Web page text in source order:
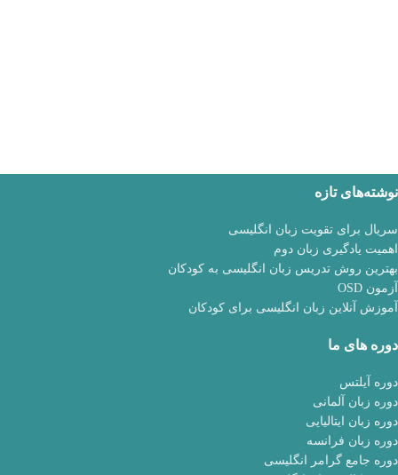
نوشته‌های تازه
سریال برای تقویت زبان انگلیسی
اهمیت یادگیری زبان دوم
بهترین روش تدریس زبان انگلیسی به کودکان
آزمون OSD
آموزش آنلاین زبان انگلیسی برای کودکان
دوره های ما
دوره آیلتس
دوره زبان آلمانی
دوره زبان ایتالیایی
دوره زبان فرانسه
دوره جامع گرامر انگلیسی